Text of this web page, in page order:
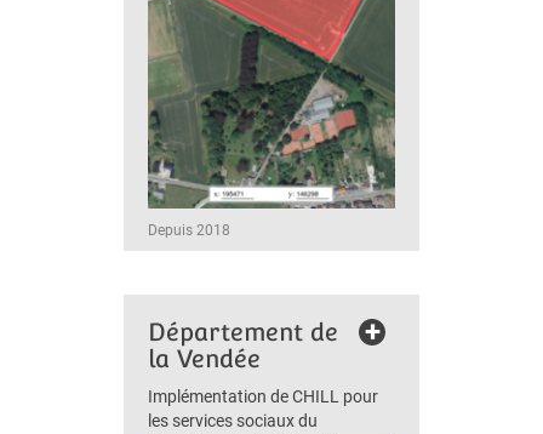
Depuis 2018
Département de
la Vendée
+
Implémentation de CHILL pour
les services sociaux du